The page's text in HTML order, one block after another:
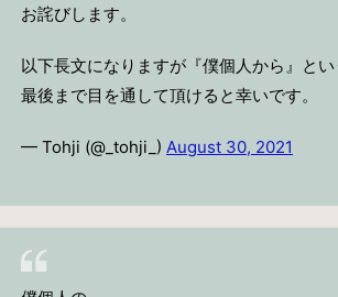
お詫びします。
以下長文になりますが『僕個人から』とい
最後まで目を通して頂けると幸いです。
— Tohji (@_tohji_) August 30, 2021